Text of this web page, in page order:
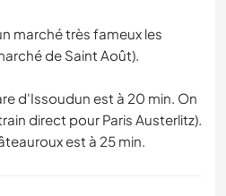
marché très fameux les
de Saint Août).
d'Issoudun est à 20 min. On
direct pour Paris Austerlitz).
est à 25 min.